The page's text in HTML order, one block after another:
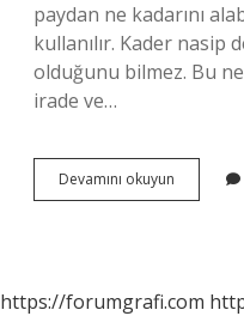
paydan ne kadarını
kullanılır. Kader nasip
olduğunu bilmez. Bu
irade ve…
Devamını okuyun
Nasip
https://forumgrafi.com